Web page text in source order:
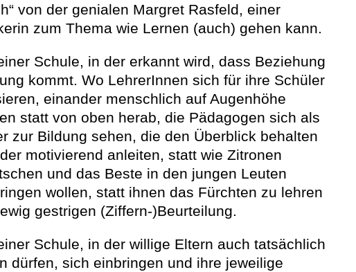
von der genialen Margret Rasfeld, einer
zum Thema wie Lernen (auch) gehen kann.
Schule, in der erkannt wird, dass Beziehung
kommt. Wo LehrerInnen sich für ihre Schüler
einander menschlich auf Augenhöhe
statt von oben herab, die Pädagogen sich als
zur Bildung sehen, die den Überblick behalten
motivierend anleiten, statt wie Zitronen
und das Beste in den jungen Leuten
wollen, statt ihnen das Fürchten zu lehren
gestrigen (Ziffern-)Beurteilung.
Schule, in der willige Eltern auch tatsächlich
dürfen, sich einbringen und ihre jeweilige